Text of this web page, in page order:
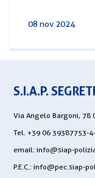
08 nov 2024
S.I.A.P.
Via Angelo Bargoni, 78
Tel. +39 06 39387753-
email: info@siap-
P.E.C.: info@pec.siap-